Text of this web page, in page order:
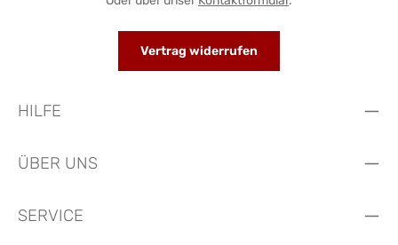
Vertrag widerrufen
HILFE
ÜBER UNS
SERVICE